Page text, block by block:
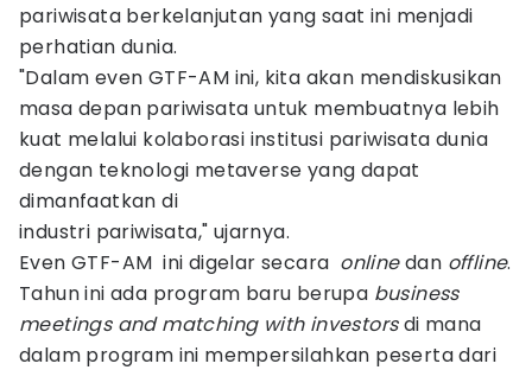
pariwisata berkelanjutan yang saat ini menjadi
perhatian dunia.
"Dalam even GTF-AM ini, kita akan mendiskusikan
masa depan pariwisata untuk membuatnya lebih
kuat melalui kolaborasi institusi pariwisata dunia
dengan teknologi metaverse yang dapat
dimanfaatkan di
industri pariwisata," ujarnya.
Even GTF-AM ini digelar secara onlinedan offline.
Tahun ini ada program baru berupa business
meetings and matching with investorsdi mana
dalam program ini mempersilahkan peserta dari